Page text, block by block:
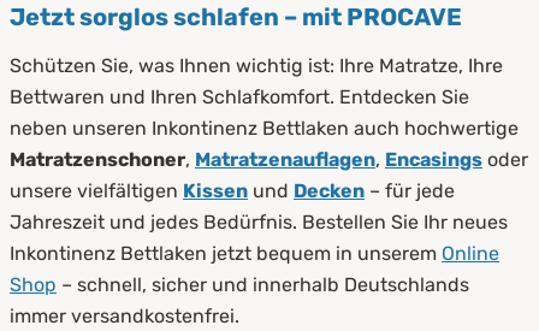
Jetzt sorglos schlafen – mit PROCAVE
Schützen Sie, was Ihnen wichtig ist: Ihre Matratze, Ihre
Bettwaren und Ihren Schlafkomfort. Entdecken Sie
neben unseren Inkontinenz Bettlaken auch hochwertige
Matratzenschoner, Matratzenauflagen, Encasings oder
unsere vielfältigen Kissen und Decken – für jede
Jahreszeit und jedes Bedürfnis. Bestellen Sie Ihr neues
Inkontinenz Bettlaken jetzt bequem in unserem Online
Shop – schnell, sicher und innerhalb Deutschlands
immer versandkostenfrei.